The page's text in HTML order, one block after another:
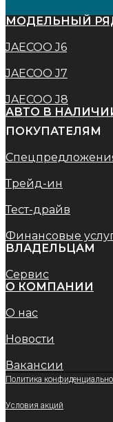
МОДЕЛЬНЫЙ
JAECOO J6
JAECOO J7
JAECOO J8
АВТО В
ПОКУПАТЕЛЯМ
Трейд-ин
Тест-драйв
Финансовые
ВЛАДЕЛЬЦАМ
Сервис
O КОМПАНИИ
О нас
Новости
Вакансии
Политика
Условия акций